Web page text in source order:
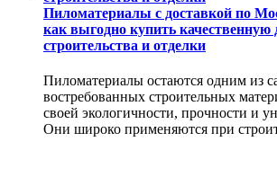
Пиломатериалы с доставкой по
как выгодно купить качественную
строительства и отделки
Пиломатериалы остаются одним из
востребованных строительных
своей экологичности, прочности и
Они широко применяются при